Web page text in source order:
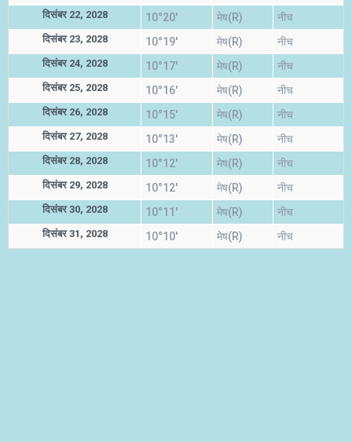
दिसंबर 22, 2028 10°20' मेष(R) नीच
दिसंबर 23, 2028 10°19' मेष(R) नीच
दिसंबर 24, 2028 10°17' मेष(R) नीच
दिसंबर 25, 2028 10°16' मेष(R) नीच
दिसंबर 26, 2028 10°15' मेष(R) नीच
दिसंबर 27, 2028 10°13' मेष(R) नीच
दिसंबर 28, 2028 10°12' मेष(R) नीच
दिसंबर 29, 2028 10°12' मेष(R) नीच
दिसंबर 30, 2028 10°11' मेष(R) नीच
दिसंबर 31, 2028 10°10' मेष(R) नीच